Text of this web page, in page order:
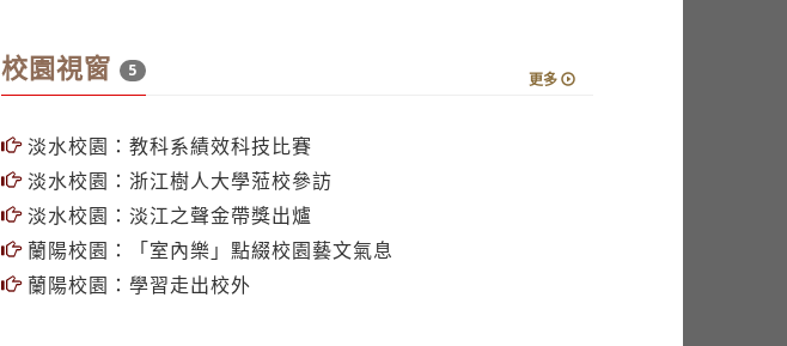
校園視窗 5 更多
淡水校園：教科系績效科技比賽
淡水校園：浙江樹人大學蒞校參訪
淡水校園：淡江之聲金帶獎出爐
蘭陽校園：「室內樂」點綴校園藝文氣息
蘭陽校園：學習走出校外